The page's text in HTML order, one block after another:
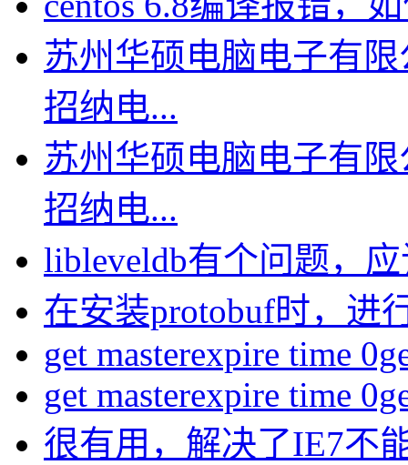
苏州华硕电脑电子有
招纳电...
苏州华硕电脑电子有
招纳电...
libleveldb有个问题，
在安装protobuf时，进
get masterexpire time
get masterexpire time
很有用，解决了IE7不